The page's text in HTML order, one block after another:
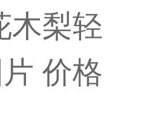
木梨轻
价格